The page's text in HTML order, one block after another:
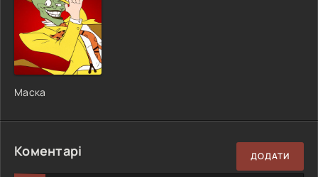
Маска
Коментарі ДОДАТИ